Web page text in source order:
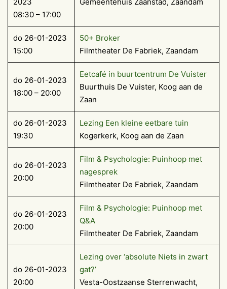
08:30 – 17:00
do 26-01-2023
15:00
50+ Broker
Filmtheater De Fabriek, Zaandam
do 26-01-2023
18:00 – 20:00
Eetcafé in buurtcentrum De Vuister
Buurthuis De Vuister, Koog aan de
Zaan
do 26-01-2023
19:30
Lezing Een kleine eetbare tuin
Kogerkerk, Koog aan de Zaan
do 26-01-2023
20:00
Film & Psychologie: Puinhoop met
nagesprek
Filmtheater De Fabriek, Zaandam
do 26-01-2023
20:00
Film & Psychologie: Puinhoop met
Q&A
Filmtheater De Fabriek, Zaandam
do 26-01-2023
20:00
Lezing over ‘absolute Niets in zwart
gat?’
Vesta-Oostzaanse Sterrenwacht,